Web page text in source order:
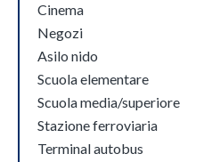
Cinema
Negozi
Asilo nido
Scuola elementare
Scuola media/superiore
Stazione ferroviaria
Terminal autobus